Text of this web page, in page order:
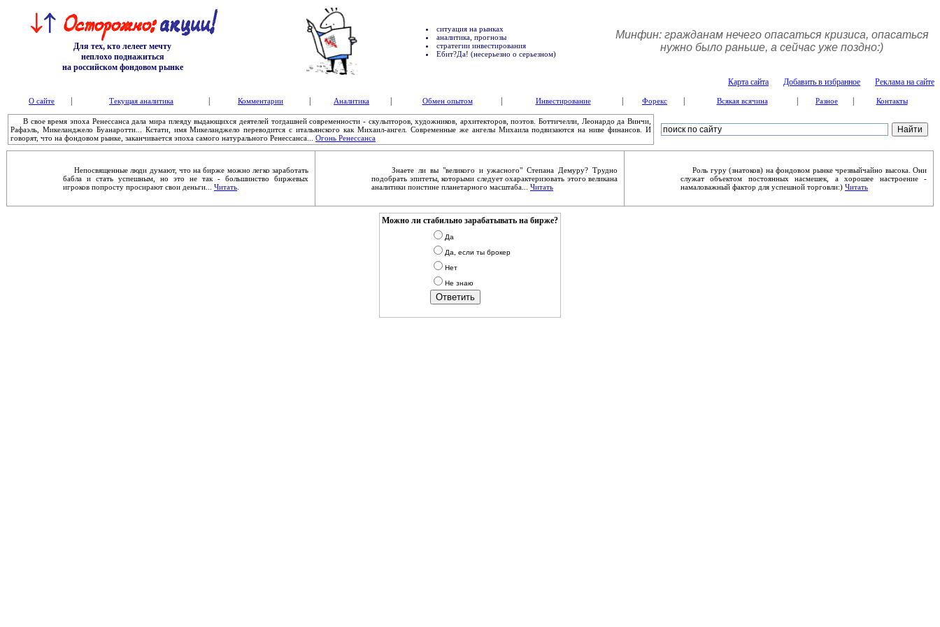
Для тех, кто лелеет мечту
неплохо поднажиться
на российском фондовом рынке
ситуация на рынках
аналитика, прогнозы
стратегии инвестирования
Ебит?Да! (несерьезно о серьезном)
Минфин: гражданам нечего опасаться кризиса, опасаться
нужно было раньше, а сейчас уже поздно:)
Карта сайта Добавить в избранное Реклама на сайте
О сайте Текущая аналитика Комментарии Аналитика Обмен опытом Инвестирование Форекс Всякая всячина Разное Контакты
В свое время эпоха Ренессанса дала мира плеяду выдающихся деятелей тогдашней современности - скульпторов, художников, архитекторов, поэтов. Боттичелли, Леонардо да Винчи,
Рафаэль, Микеланджело Буанаротти... Кстати, имя Микеланджело переводится с итальянского как Михаил-ангел. Современные же ангелы Михаила подвизаются на ниве финансов. И
говорят, что на фондовом рынке, заканчивается эпоха самого натурального Ренессанса... Огонь Ренессанса
Непосвященные люди думают, что на бирже можно легко заработать
бабла и стать успешным, но это не так - большинство биржевых
игроков попросту просирают свои деньги... Читать
Знаете ли вы "великого и ужасного" Степана Демуру? Трудно
подобрать эпитеты, которыми следует охарактеризовать этого великана
аналитики поистине планетарного масштаба... Читать
Роль гуру (знатоков) на фондовом рынке чрезвыйчайно высока. Они
служат объектом постоянных насмешек, а хорошее настроение -
намаловажный фактор для успешной торговли:) Читать
Можно ли стабильно зарабатывать на бирже?
Да
Да, если ты брокер
Нет
Не знаю